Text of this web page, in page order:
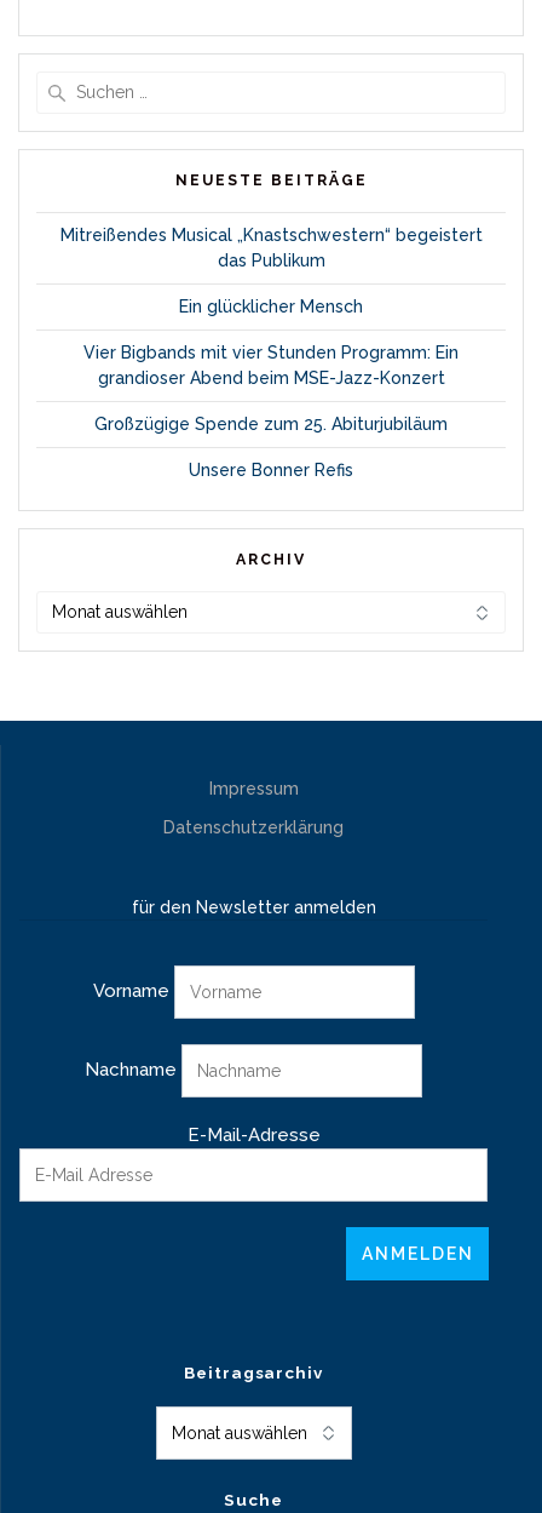
NEUESTE BEITRÄGE
Mitreißendes Musical „Knastschwestern“ begeistert
das Publikum
Ein glücklicher Mensch
Vier Bigbands mit vier Stunden Programm: Ein
grandioser Abend beim MSE-Jazz-Konzert
Großzügige Spende zum 25. Abiturjubiläum
Unsere Bonner Refis
ARCHIV
Impressum
Datenschutzerklärung
für den Newsletter anmelden
Vorname
Nachname
E-Mail-Adresse
Beitragsarchiv
Suche